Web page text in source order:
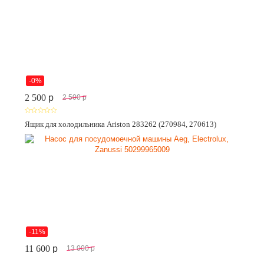
-0%
2 500 p 2 500 p
Ящик для холодильника Ariston 283262 (270984, 270613)
-11%
11 600 p 13 000 p